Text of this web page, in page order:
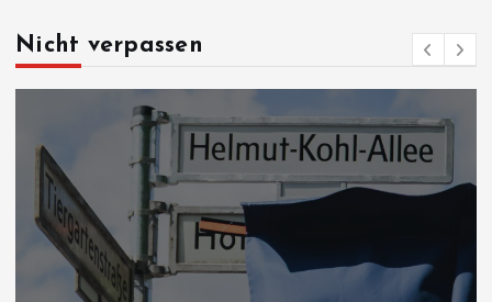
Nicht verpassen